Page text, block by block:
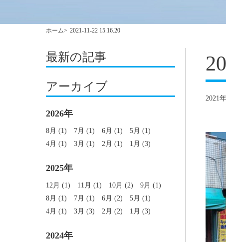
ホーム 2021-11-22 15.16.20
最新の記事
アーカイブ
2026年
8月 (1) 7月 (1) 6月 (1)
5月 (1)
4月 (1)
3月 (1) 2月 (1) 1月 (3)
2025年
12月 (1) 11月 (1) 10月 (2)
9月 (1)
8月 (1)
7月 (1) 6月 (2)
5月 (1)
4月 (1)
3月 (3) 2月 (2) 1月 (3)
2024年
2021